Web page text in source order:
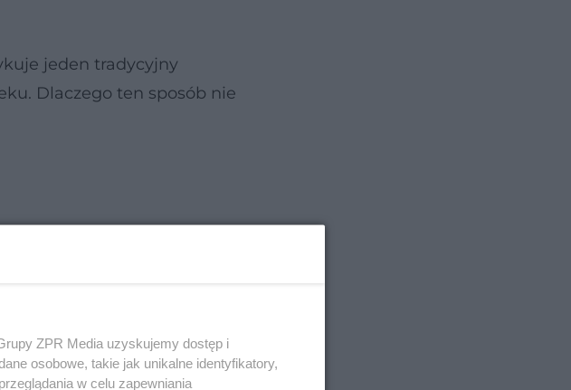
jeden tradycyjny
Dlaczego ten sposób nie
ZPR Media uzyskujemy dostęp i
osobowe, takie jak unikalne identyfikatory,
w celu zapewniania